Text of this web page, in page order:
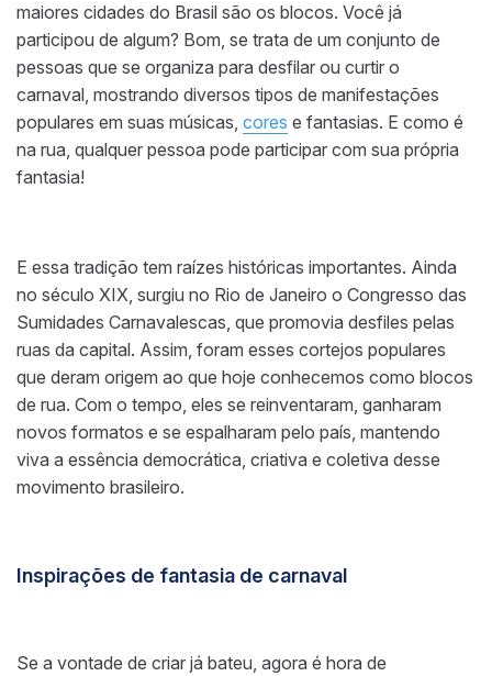
maiores cidades do Brasil são os blocos. Você já
participou de algum? Bom, se trata de um conjunto de
pessoas que se organiza para desfilar ou curtir o
carnaval, mostrando diversos tipos de manifestações
populares em suas músicas, cores e fantasias. E como é
na rua, qualquer pessoa pode participar com sua própria
fantasia!
E essa tradição tem raízes históricas importantes. Ainda
no século XIX, surgiu no Rio de Janeiro o Congresso das
Sumidades Carnavalescas, que promovia desfiles pelas
ruas da capital. Assim, foram esses cortejos populares
que deram origem ao que hoje conhecemos como blocos
de rua. Com o tempo, eles se reinventaram, ganharam
novos formatos e se espalharam pelo país, mantendo
viva a essência democrática, criativa e coletiva desse
movimento brasileiro.
Inspirações de fantasia de carnaval
Se a vontade de criar já bateu, agora é hora de